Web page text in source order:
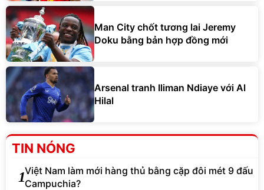
Man City chốt tương lai Jeremy
Doku bằng bản hợp đồng mới
Arsenal tranh Iliman Ndiaye với Al
Hilal
TIN NÓNG
1Việt Nam làm mới hàng thủ bằng cặp đôi mét 9 đấu
Campuchia?